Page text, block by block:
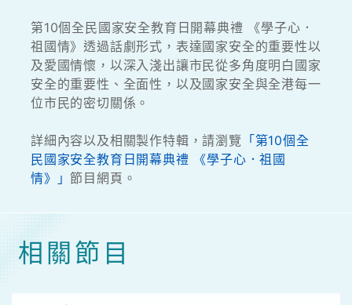
第10個全民國家安全教育日開幕典禮 《學子心．
祖國情》透過話劇形式，表達國家安全的重要性以
及愛國情懷，以深入淺出讓市民從多角度明白國家
安全的重要性、全面性，以及國家安全與全港每一
位市民的密切關係。
詳細內容以及相關製作特輯，請瀏覽 「第10個全
民國家安全教育日開幕典禮 《學子心．祖國
情》」 節目網頁。
相關節目